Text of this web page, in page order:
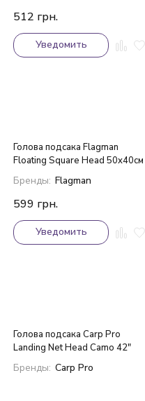
512 грн.
Уведомить
Голова подсака Flagman
Floating Square Head 50x40см
Бренды: Flagman
599 грн.
Уведомить
Голова подсака Carp Pro
Landing Net Head Camo 42"
Бренды: Carp Pro